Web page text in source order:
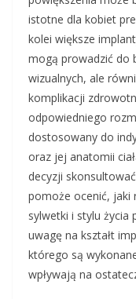
istotne dla kobiet
kolei większe
mogą prowadzić do
wizualnych, ale
komplikacji
odpowiedniego
dostosowany do
oraz jej anatomii
decyzji
pomoże ocenić, jaki
sylwetki i stylu
uwagę na kształt
którego są
wpływają na